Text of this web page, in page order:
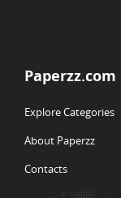
Paperzz.com
Explore Categories
About Paperzz
Contacts